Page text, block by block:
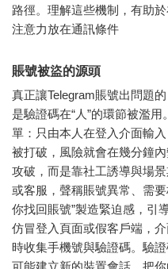
路徑。理解這些機制，有助
注意力放在通訊條件
賬號被盜的源頭
真正讓Telegram賬號出問題
是驗證碼在“人”的環節被濫
單：只由本人在登入介面輸
被打破，風險就會在幾分鐘
攻破，而是靠社工誘導與場
或客服，聲稱賬號異常、需
你找回賬號”製造緊迫感，引
仿冒登入頁面或假客戶端，
時收集手機號與驗證碼。驗